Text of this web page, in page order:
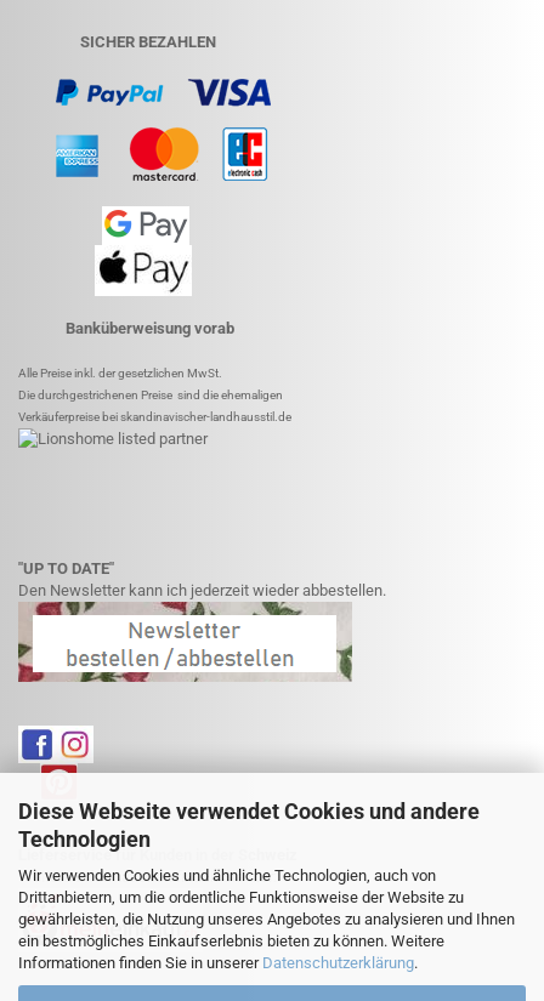
Diese Webseite verwendet Cookies und andere
Technologien
Wir verwenden Cookies und ähnliche Technologien, auch von
Drittanbietern, um die ordentliche Funktionsweise der Website zu
gewährleisten, die Nutzung unseres Angebotes zu analysieren und Ihnen
ein bestmögliches Einkaufserlebnis bieten zu können. Weitere
Informationen finden Sie in unserer Datenschutzerklärung.
SICHER BEZAHLEN
Banküberweisung vorab
Alle Preise inkl. der gesetzlichen MwSt.
Die durchgestrichenen Preise sind die ehemaligen
Verkäuferpreise bei skandinavischer-landhausstil.de
"UP TO DATE"
Den Newsletter kann ich jederzeit wieder abbestellen.
Lieferservice für Kunden in der Schweiz
Weitere Informationen finden Sie hier: